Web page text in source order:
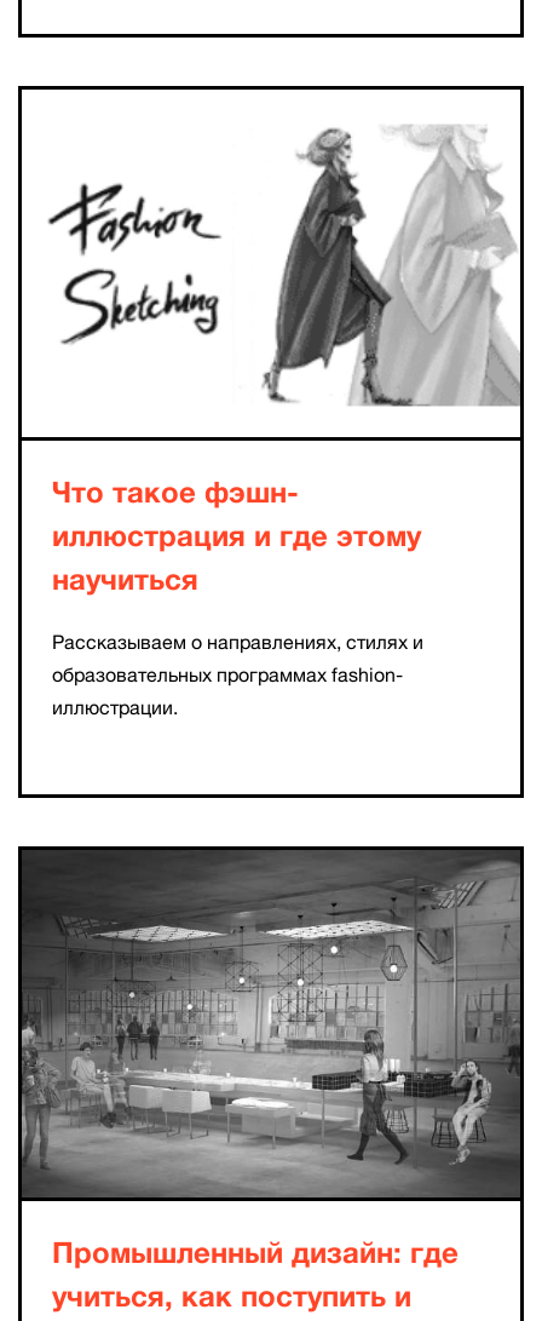
Что такое фэшн-
иллюстрация и где этому
научиться
Рассказываем о направлениях, стилях и
образовательных программах fashion-
иллюстрации.
Промышленный дизайн: где
учиться, как поступить и